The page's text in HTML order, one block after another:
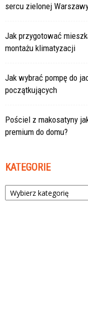
sercu zielonej
Jak przygotować
montażu klimatyzacji
Jak wybrać pompę do
początkujących
Pościel z makosatyny
premium do domu?
KATEGORIE
Kategorie